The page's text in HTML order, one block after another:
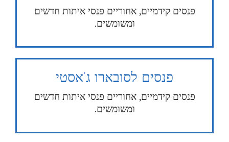
פנסים קידמיים, אחוריים פנסי איתות חדשים
ומשומשים.
פנסים לסובארו ג’אסטי
פנסים קידמיים, אחוריים פנסי איתות חדשים
ומשומשים.